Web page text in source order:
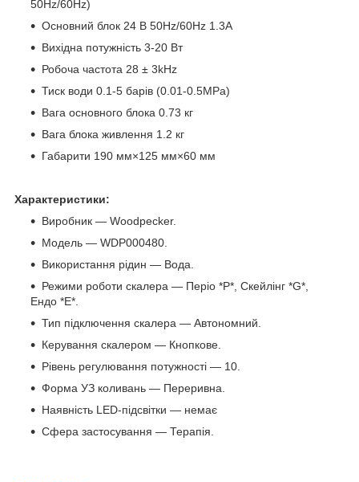
50Hz/60Hz)
Основний блок 24 В 50Hz/60Hz 1.3A
Вихідна потужність 3-20 Вт
Робоча частота 28 ± 3kHz
Тиск води 0.1-5 барів (0.01-0.5MPa)
Вага основного блока 0.73 кг
Вага блока живлення 1.2 кг
Габарити 190 мм×125 мм×60 мм
Характеристики:
Виробник — Woodpecker.
Модель — WDP000480.
Використання рідин — Вода.
Режими роботи скалера — Періо *Р*, Скейлінг *G*,
Ендо *Е*.
Тип підключення скалера — Автономний.
Керування скалером — Кнопкове.
Рівень регулювання потужності — 10.
Форма УЗ коливань — Переривна.
Наявність LED-підсвітки — немає
Сфера застосування — Терапія.